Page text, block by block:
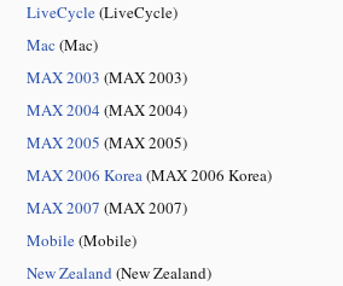
LiveCycle(LiveCycle)
Mac (Mac)
MAX 2003 (MAX 2003)
MAX 2004 (MAX 2004)
MAX 2005 (MAX 2005)
MAX 2006 Korea(MAX 2006 Korea)
MAX 2007 (MAX 2007)
Mobile(Mobile)
New Zealand(New Zealand)